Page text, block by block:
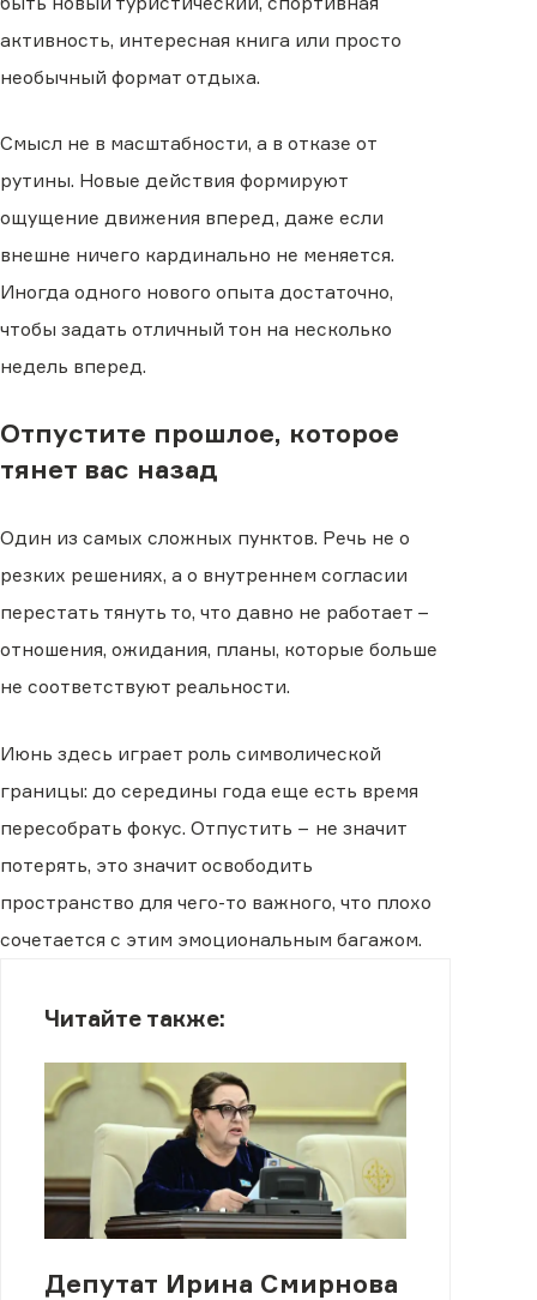
активность, интересная книга или просто
необычный формат отдыха.
Смысл не в масштабности, а в отказе от
рутины. Новые действия формируют
ощущение движения вперед, даже если
внешне ничего кардинально не меняется.
Иногда одного нового опыта достаточно,
чтобы задать отличный тон на несколько
недель вперед.
Отпустите прошлое, которое
тянет вас назад
Один из самых сложных пунктов. Речь не о
резких решениях, а о внутреннем согласии
перестать тянуть то, что давно не работает −
отношения, ожидания, планы, которые больше
не соответствуют реальности.
Июнь здесь играет роль символической
границы: до середины года еще есть время
пересобрать фокус. Отпустить − не значит
потерять, это значит освободить
пространство для чего-то важного, что плохо
сочетается с этим эмоциональным багажом.
Читайте также:
Депутат Ирина Смирнова